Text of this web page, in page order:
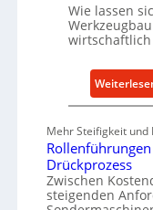
Wie lassen
wirtschaftlich
Mehr Steifigkeit und
Drückprozess
Zwischen
steigenden